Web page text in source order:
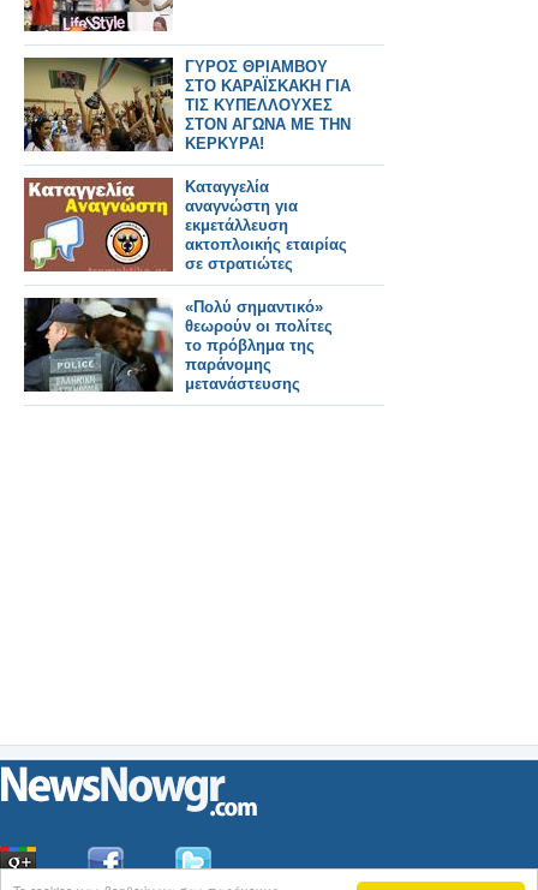
ΓΥΡΟΣ ΘΡΙΑΜΒΟΥ
ΣΤΟ ΚΑΡΑΪΣΚΑΚΗ ΓΙΑ
ΤΙΣ ΚΥΠΕΛΛΟΥΧΕΣ
ΣΤΟΝ ΑΓΩΝΑ ΜΕ ΤΗΝ
ΚΕΡΚΥΡΑ!
Καταγγελία
αναγνώστη για
εκμετάλλευση
ακτοπλοικής εταιρίας
σε στρατιώτες
«Πολύ σημαντικό»
θεωρούν οι πολίτες
το πρόβλημα της
παράνομης
μετανάστευσης